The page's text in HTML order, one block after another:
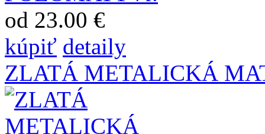
od 23.00 €
kúpiť detaily
ZLATÁ METALICKÁ